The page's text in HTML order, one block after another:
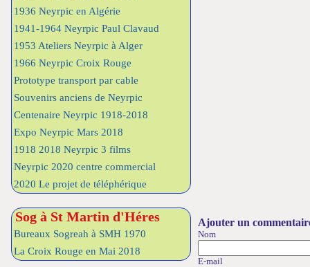
1936 Neyrpic en Algérie
1941-1964 Neyrpic Paul Clavaud
1953 Ateliers Neyrpic à Alger
1966 Neyrpic Croix Rouge
Prototype transport par cable
Souvenirs anciens de Neyrpic
Centenaire Neyrpic 1918-2018
Expo Neyrpic Mars 2018
1918 2018 Neyrpic 3 films
Neyrpic 2020 centre commercial
2020 Le projet de téléphérique
Sog à St Martin d'Héres
Bureaux Sogreah à SMH 1970
La Croix Rouge en Mai 2018
Ajouter un
Nom
E-mail